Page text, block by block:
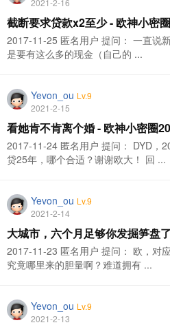
2021-2-16
截断要求贷款x2至少 - 欧神小密
2017-11-25 匿名用户 提问： 一直说
是要有这么多的现金（自己的 ...
Yevon_ou Lv.9
2021-2-15
看她肯不肯离个婚 - 欧神小密圈
2017-11-24 匿名用户 提问： DYD，
贷25年，哪个合适？谢谢欧大！ 回 ...
Yevon_ou Lv.9
2021-2-14
大城市，六个月足够你发掘笋盘
2017-11-23 匿名用户 提问： 欧，对
究竟哪里来的胆量啊？难道拥有 ...
Yevon_ou Lv.9
2021-2-13